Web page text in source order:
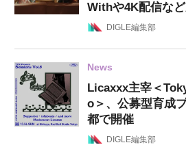
Withや4K配信な
DIGLE編集部
News
Licaxxx主宰＜
o＞、公募型育成
都で開催
DIGLE編集部